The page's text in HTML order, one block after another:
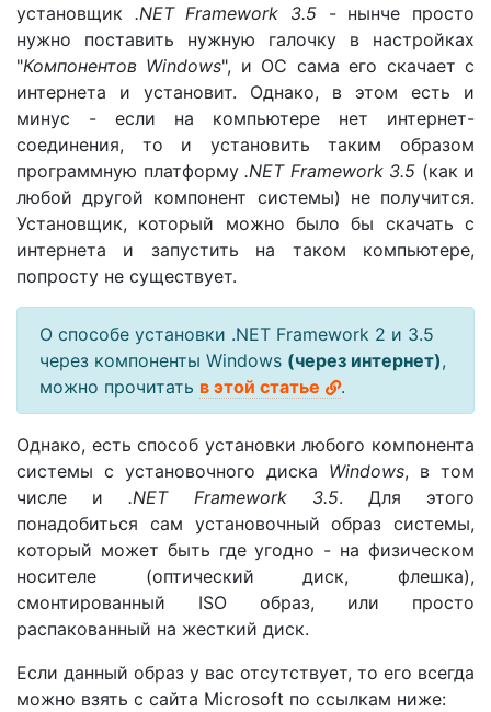
установщик .NET Framework 3.5 - нынче просто
нужно поставить нужную галочку в настройках
"Компонентов Windows", и ОС сама его скачает с
интернета и установит. Однако, в этом есть и
минус - если на компьютере нет интернет-
соединения, то и установить таким образом
программную платформу .NET Framework 3.5 (как и
любой другой компонент системы) не получится.
Установщик, который можно было бы скачать с
интернета и запустить на таком компьютере,
попросту не существует.
О способе установки .NET Framework 2 и 3.5
через компоненты Windows (через интернет),
можно прочитать в этой статье .
Однако, есть способ установки любого компонента
системы с установочного диска Windows, в том
числе и.NET Framework 3.5. Для этого
понадобиться сам установочный образ системы,
который может быть где угодно - на физическом
носителе (оптический диск, флешка),
смонтированный ISO образ, или просто
распакованный на жесткий диск.
Если данный образ у вас отсутствует, то его всегда
можно взять с сайта Microsoft по ссылкам ниже: